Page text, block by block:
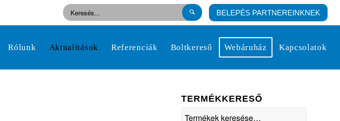
BELEPÉS PARTNEREINKNEK
Rólunk Aktualitások Referenciák Boltkereső Webáruház Kapcsolatok
TERMÉKKERESŐ